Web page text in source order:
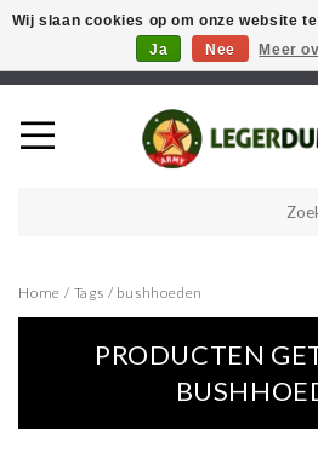
Welkom in onze webshop! Als u een
vinden in de webwinkel,
Home / Tags / bushhoeden
PRODUCTEN
Wij slaan cookies op om onze website
Ja
Nee Meer